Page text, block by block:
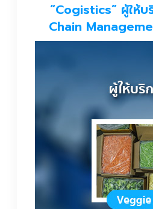
“Cogistics” ผู้ให้
Chain